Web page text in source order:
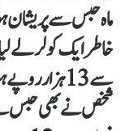
ماہ حبس سے پریشان
خاطر ایک کولر لے
سے 13ہزار
شخص نے بھی حبس سے